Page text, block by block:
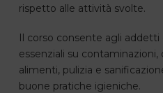
rispetto alle attività svolte.
Il corso consente agli addetti
essenziali su
alimenti, pulizia e
buone pratiche igieniche.